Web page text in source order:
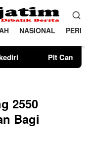
NASIONAL
Bergerak
2550
Bagi